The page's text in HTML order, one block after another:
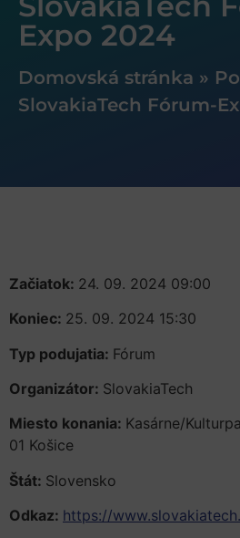
Expo 2024
Domovská stránka »
SlovakiaTech Fórum-
Začiatok: 24. 09. 2024 09:00
Koniec: 25. 09. 2024 15:30
Typ podujatia: Fórum
Organizátor: SlovakiaTech
Miesto konania: Kasárne/
01 Košice
Štát: Slovensko
Odkaz: https://